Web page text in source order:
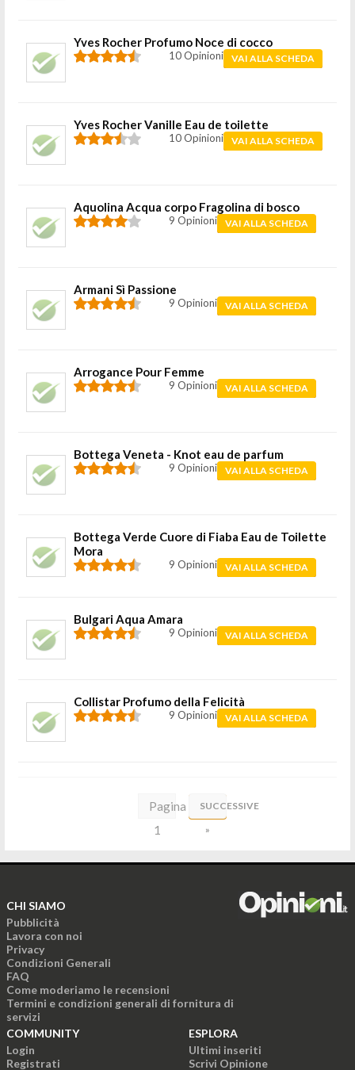
Yves Rocher Profumo Noce di cocco
10 Opinioni VAI ALLA SCHEDA
Yves Rocher Vanille Eau de toilette
10 Opinioni VAI ALLA SCHEDA
Aquolina Acqua corpo Fragolina di bosco
9 Opinioni VAI ALLA SCHEDA
Armani Sì Passione
9 Opinioni VAI ALLA SCHEDA
Arrogance Pour Femme
9 Opinioni VAI ALLA SCHEDA
Bottega Veneta - Knot eau de parfum
9 Opinioni VAI ALLA SCHEDA
Bottega Verde Cuore di Fiaba Eau de Toilette
Mora
9 Opinioni VAI ALLA SCHEDA
Bulgari Aqua Amara
9 Opinioni VAI ALLA SCHEDA
Collistar Profumo della Felicità
9 Opinioni VAI ALLA SCHEDA
Pagina
1
SUCCESSIVE
»
CHI SIAMO
Pubblicità
Lavora con noi
Privacy
Condizioni Generali
FAQ
Come moderiamo le recensioni
Termini e condizioni generali di fornitura di
servizi
COMMUNITY
Login
Registrati
ESPLORA
Ultimi inseriti
Scrivi Opinione